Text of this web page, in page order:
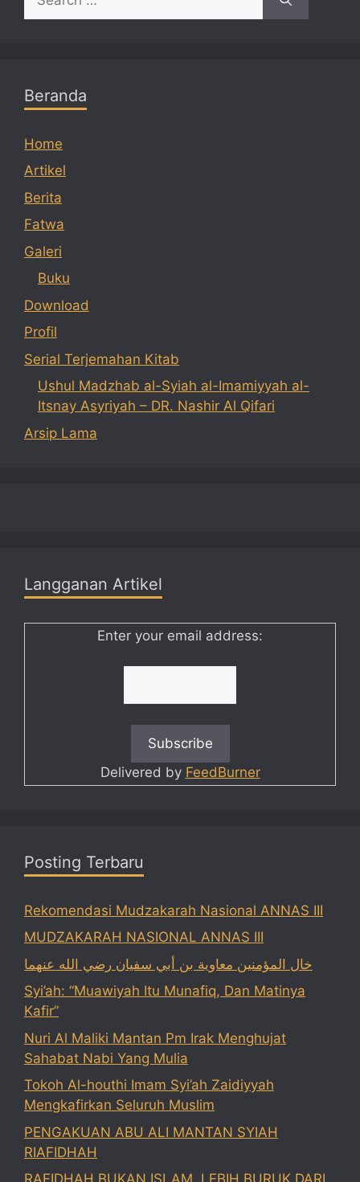
for:
Beranda
Home
Artikel
Berita
Fatwa
Galeri
Buku
Download
Profil
Serial Terjemahan Kitab
Ushul Madzhab al-Syiah al-Imamiyyah al-
Itsnay Asyriyah – DR. Nashir Al Qifari
Arsip Lama
Langganan Artikel
Enter your email address:
Delivered by FeedBurner
Posting Terbaru
Rekomendasi Mudzakarah Nasional ANNAS III
MUDZAKARAH NASIONAL ANNAS III
خال المؤمنين معاوية بن أبي سفيان رضي الله عنهما
Syi’ah: “Muawiyah Itu Munafiq, Dan Matinya
Kafir”
Nuri Al Maliki Mantan Pm Irak Menghujat
Sahabat Nabi Yang Mulia
Tokoh Al-houthi Imam Syi’ah Zaidiyyah
Mengkafirkan Seluruh Muslim
PENGAKUAN ABU ALI MANTAN SYIAH
RIAFIDHAH